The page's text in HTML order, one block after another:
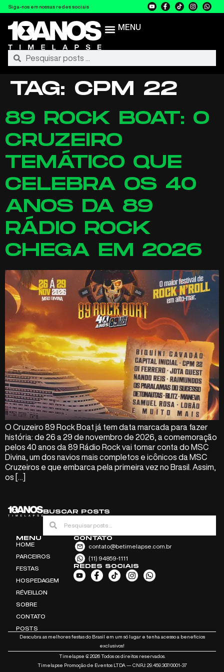
Siga-nos em nossas redes sociais
MENU
TAG: CPM 22
89 ROCK BOAT: O
CRUZEIRO
TEMÁTICO QUE
CELEBRA OS 40
ANOS DA 89
RÁDIO ROCK
CHEGA EM 2026
O Cruzeiro 89 Rock Boat já tem data marcada para fazer
história: de 26 a 29 de novembro de 2026, a comemoração
pelos 40 anos da 89 Rádio Rock vai tomar conta do MSC
Divina, um dos navios mais completos e icônicos da MSC
Cruzeiros e que embarca pela primeira vez no Brasil. Assim,
os […]
BUSCAR POSTS
MENU
HOME
PARCEIROS
FESTAS
HOSPEDAGEM
RÉVEILLON
SOBRE
CONTATO
POSTS
CONTATO
contato@betimelapse.com.br
(11) 94859-1111
REDES SOCIAIS
Descubra as melhores festas do Brasil em um só lugar e tenha acesso a benefícios
exclusivos!
Timelapse ₢ 2026 Todos os direitos reservados.
Timelapse Promoção de Eventos LTDA — CNPJ: 29.459.307/0001-37